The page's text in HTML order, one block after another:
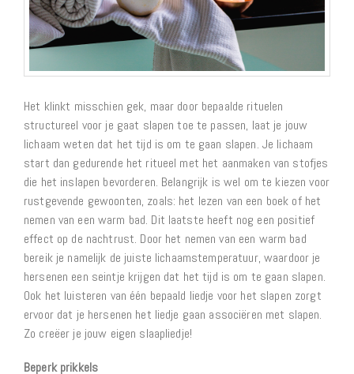
Het klinkt misschien gek, maar door bepaalde rituelen
structureel voor je gaat slapen toe te passen, laat je jouw
lichaam weten dat het tijd is om te gaan slapen. Je lichaam
start dan gedurende het ritueel met het aanmaken van stofjes
die het inslapen bevorderen. Belangrijk is wel om te kiezen voor
rustgevende gewoonten, zoals: het lezen van een boek of het
nemen van een warm bad. Dit laatste heeft nog een positief
effect op de nachtrust. Door het nemen van een warm bad
bereik je namelijk de juiste lichaamstemperatuur, waardoor je
hersenen een seintje krijgen dat het tijd is om te gaan slapen.
Ook het luisteren van één bepaald liedje voor het slapen zorgt
ervoor dat je hersenen het liedje gaan associëren met slapen.
Zo creëer je jouw eigen slaapliedje!
Beperk prikkels